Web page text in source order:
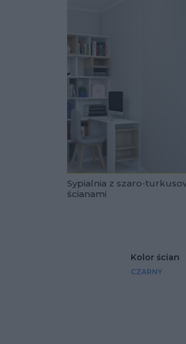
Sypialnia z szaro-
ścianami
Kolor ścian
CZARNY